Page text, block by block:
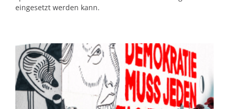
eingesetzt werden kann.